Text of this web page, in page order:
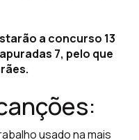
a concurso 13
7, pelo que
usado na mais